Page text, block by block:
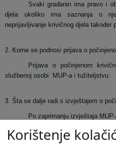
Svaki građanin ima pravo i
djela ukoliko ima saznanja o
neprijavljivanje krivičnog djela također
2. Kome se podnosi prijava o
Prijava o počinjenom
službenoj osobi
MUP-a i tužiteljstvu.
3. Šta se dalje radi s izvještajem o
Po zaprimanju izvještaja
sprovođenju istrage.
Korištenje